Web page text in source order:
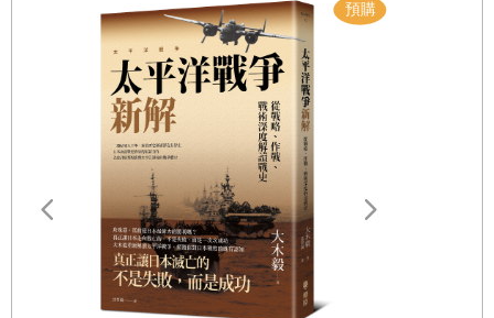
換做別的老師，也許會圍出教室大小的範圍讓學生待在裡面，但這
位精力充沛的老師卻善加利用舊育館的每一寸土地，在那兒創造出一
個溫馨又舒適的角落。然後，（情況正如快速發展的學校所常見的）
幾週內校長又宣布：他需要把另一個班級也挪至該體育館。
一陣竊竊私語後，猜猜是誰舉起手了？瓊斯老師，她是校內第二優秀
的老師。這幾位出類拔萃的老師就這麼在陳舊的體育館裡創造出不同
凡響的教學環境。他們利用並不寬廣的空間，依照需求將學生分組，
想方設法達成最大的學習效果。學生在學習過程中的興奮活力與參與
意願是如此充沛，讓你一踏入這裡就忍不住渾身起雞皮疙瘩。